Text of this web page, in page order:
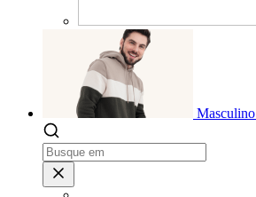
Masculino